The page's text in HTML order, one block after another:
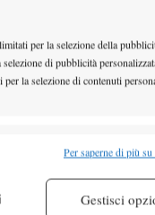
per la selezione della
di pubblicità
la selezione di contenuti
Per saperne di più
Gestisci
settimana e
di intensità
un
In